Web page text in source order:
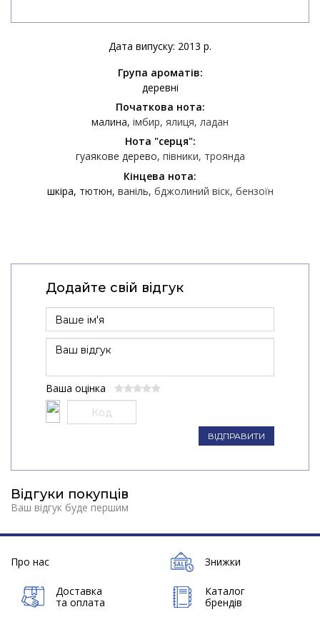
Дата випуску: 2013 р.
Група ароматів:
деревні
Початкова нота:
малина імбир ялиця ладан
Нота "серця":
гуаякове дерево півники троянда
Кінцева нота:
шкіра тютюн ваніль бджолиний віск бензоїн
Додайте свій відгук
Ваша оцінка
ВІДПРАВИТИ
Відгуки покупців
Ваш відгук буде першим
Про нас Знижки
Доставка
та оплата
Каталог
брендів